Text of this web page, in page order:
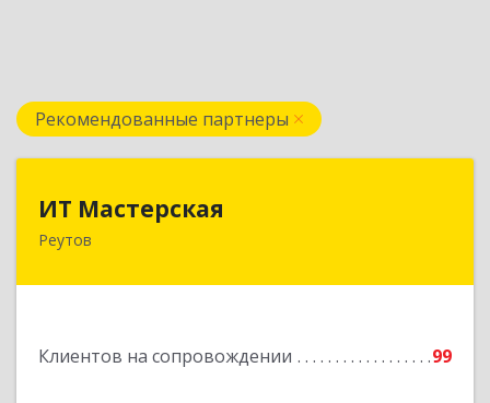
Рекомендованные партнеры
ИТ Мастерская
Реутов
Клиентов на сопровождении 99